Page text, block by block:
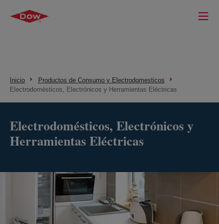
Inicio
Productos de Consumo y Electrodomesticos
Electrodomésticos, Electrónicos y Herramientas Eléctricas
Electrodomésticos, Electrónicos y
Herramientas Eléctricas